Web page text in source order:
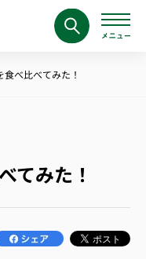
食べ比べてみた！
てみた！